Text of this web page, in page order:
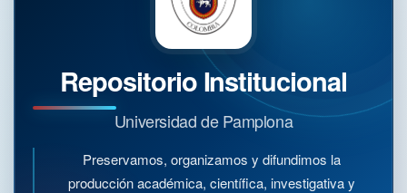
Repositorio Institucional
Universidad de Pamplona
Preservamos, organizamos y difundimos la
producción académica, científica, investigativa y